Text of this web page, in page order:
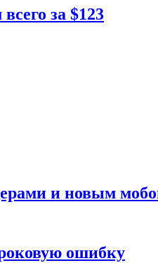
за $123
и новым
ошибку